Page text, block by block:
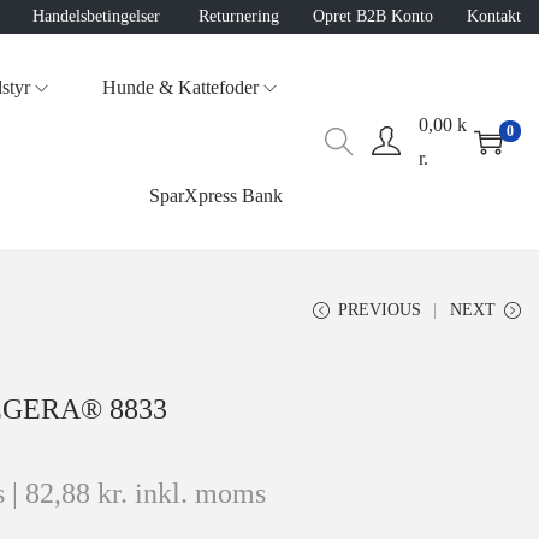
Handelsbetingelser Returnering Opret B2B Konto Kontakt
Hunde & Kattefoder
SparXpress Bank
0,00 k
r.
0
PREVIOUS NEXT
8833
| 82,88 kr. inkl. moms